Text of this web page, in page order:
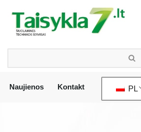
Przejdź
treści
Naujienos Kontakt PL